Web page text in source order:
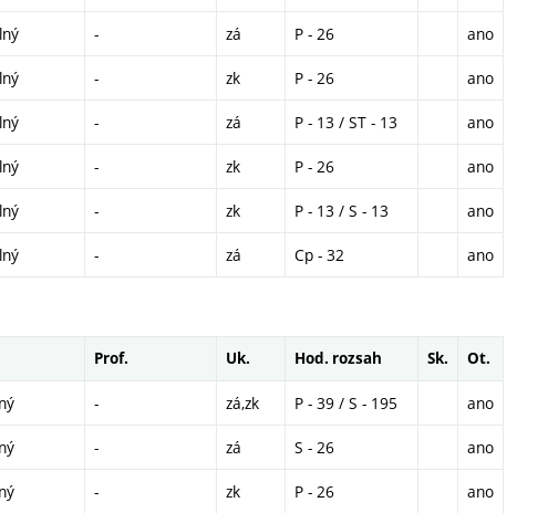
- zá P - 26 ano
- zk P - 26 ano
- zá P - 13 / ST - 13 ano
- zk P - 26 ano
- zk P - 13 / S - 13 ano
- zá Cp - 32 ano
Prof. Uk. Hod. rozsah Sk. Ot.
- zá,zk P - 39 / S - 195 ano
- zá S - 26 ano
- zk P - 26 ano